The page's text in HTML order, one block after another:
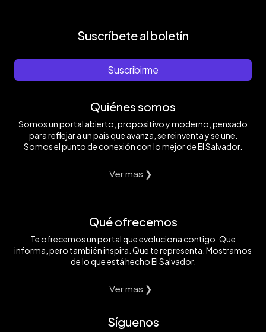
Suscríbete al boletín
Suscribirme
Quiénes somos
Somos un portal abierto, propositivo y moderno, pensado
para reflejar a un país que avanza, se reinventa y se une.
Somos el punto de conexión con lo mejor de El Salvador.
Ver mas ❯
Qué ofrecemos
Te ofrecemos un portal que evoluciona contigo. Que
informa, pero también inspira. Que te representa. Mostramos
de lo que está hecho El Salvador.
Ver mas ❯
Síguenos